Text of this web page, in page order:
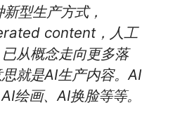
型生产方式，
content，人工
从概念走向更多落
就是AI生产内容。AI
绘画、AI换脸等等。